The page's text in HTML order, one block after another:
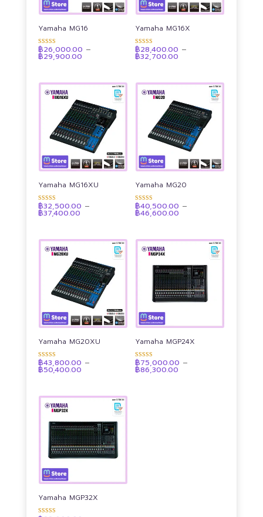
Yamaha MG16
ให้คะแนน
4.90
ตั้งแต่ 1-5
฿26,000.00 –
฿29,900.00Price
฿29,900.00
Yamaha MG16X
ให้คะแนน
4.89
ตั้งแต่ 1-5
฿28,400.00 –
฿32,700.00
฿32,700.00
Yamaha MG16XU
ให้คะแนน
4.90
ตั้งแต่ 1-5
฿32,500.00 –
฿37,400.00Price
฿37,400.00
Yamaha MG20
ให้คะแนน
4.93
ตั้งแต่ 1-5
฿40,500.00 –
฿46,600.00
฿46,600.00
Yamaha MG20XU
ให้คะแนน
4.92
ตั้งแต่ 1-5
฿43,800.00 –
฿50,400.00Price
฿50,400.00
Yamaha MGP24X
ให้คะแนน
4.89
ตั้งแต่ 1-5
฿75,000.00 –
฿86,300.00Price
Yamaha MGP32X